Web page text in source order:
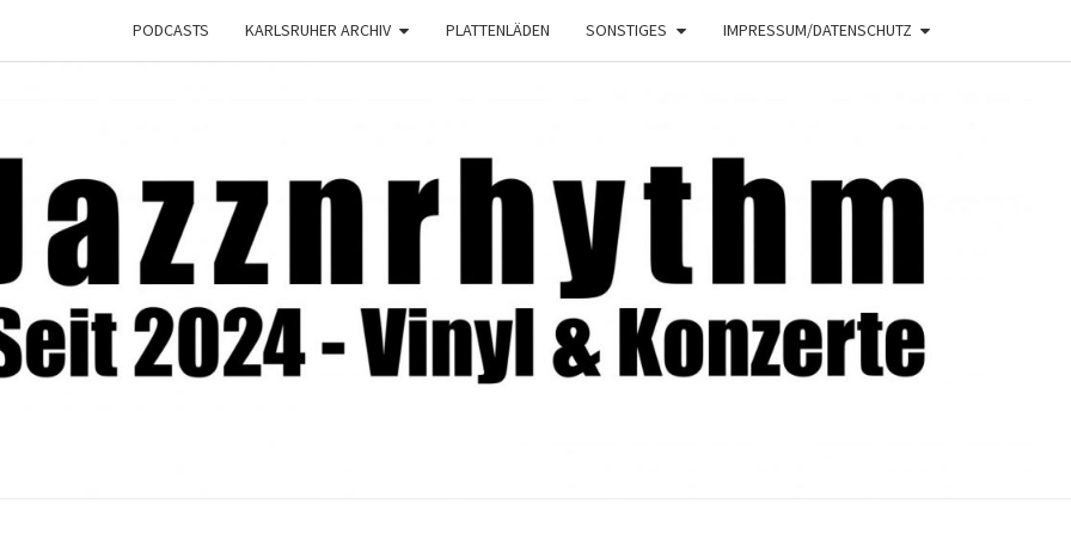
PODCASTS KARLSRUHER ARCHIV PLATTENLÄDEN SONSTIGES IMPRESSUM/DATENSCHUTZ
JAZZNRHYTHM
2024 –
Vinyl &
Konzerte